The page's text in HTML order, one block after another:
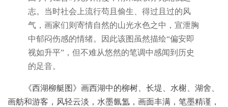
志。当时社会上流行苟且偷生、得过且过的风
气，画家们则寄情自然的山光水色之中，宣泄胸
中郁闷伤感的情绪。因此该图虽然描绘“偏安即
视如升平”，但不难从悠然的笔调中感闻到历史
的足音。
《西湖柳艇图》画西湖中的柳树、长堤、水榭、湖舍、
画舫和游客，风轻云淡，水墨氤氲，画面丰满，笔墨精谨，